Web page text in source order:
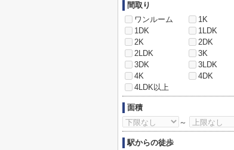
間取り
ワンルーム
1K
1DK
1LDK
2K
2DK
2LDK
3K
3DK
3LDK
4K
4DK
4LDK以上
面積
～
駅からの徒歩